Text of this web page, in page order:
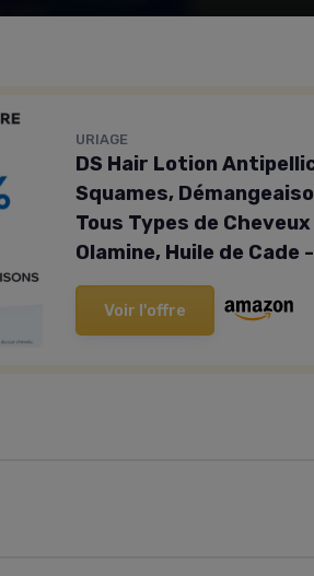
URIAGE
DS Hair Lotion
Squames,
Tous Types de
Olamine, Huile de
Voir l'offre